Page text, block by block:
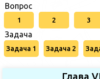
Вопрос
1 2 3
Задача
Задача 1 Задача 2
Глава